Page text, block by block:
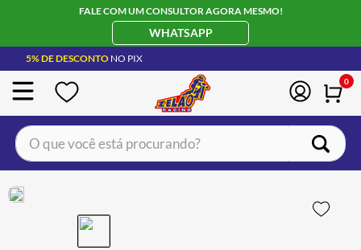
FALE COM UM CONSULTOR AGORA MESMO!
WHATSAPP
5% DE DESCONTO NO PIX
0
O que você está procurando?
BOTA